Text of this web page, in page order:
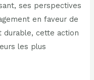
ses perspectives
en faveur de
durable, cette action
les plus